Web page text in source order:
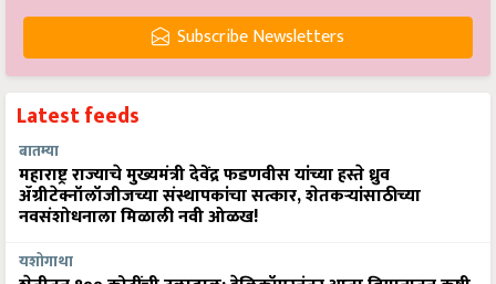
Subscribe Newsletters
Latest feeds
बातम्या
महाराष्ट्र राज्याचे मुख्यमंत्री देवेंद्र फडणवीस यांच्या हस्ते ध्रुव
ॲग्रीटेक्नॉलॉजीजच्या संस्थापकांचा सत्कार, शेतकऱ्यांसाठीच्या
नवसंशोधनाला मिळाली नवी ओळख!
यशोगाथा